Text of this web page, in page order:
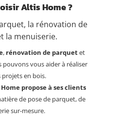
Altis Home ?
la rénovation de
la menuiserie.
, rénovation de parquetet
pouvons vous aider à réaliser
projets en bois.
propose à ses clients
de pose de parquet, de
sur-mesure.